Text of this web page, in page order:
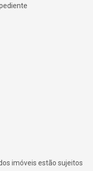
imóveis estão sujeitos